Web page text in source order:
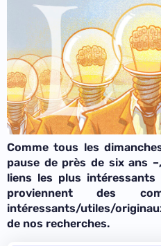
Comme tous les
pause de près de six ans
liens les plus
proviennent des
intéressants/utiles/
de nos recherches.